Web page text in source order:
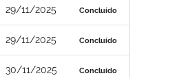
29/11/2025 Concluído
29/11/2025 Concluído
30/11/2025 Concluído